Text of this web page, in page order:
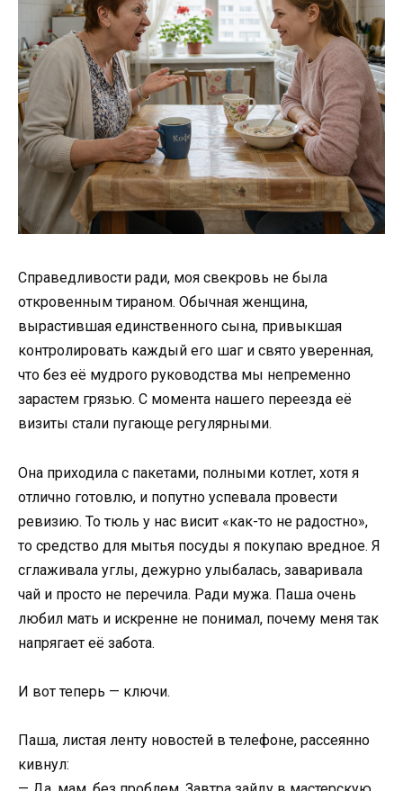
Справедливости ради, моя свекровь не была
откровенным тираном. Обычная женщина,
вырастившая единственного сына, привыкшая
контролировать каждый его шаг и свято уверенная,
что без её мудрого руководства мы непременно
зарастем грязью. С момента нашего переезда её
визиты стали пугающе регулярными.
Она приходила с пакетами, полными котлет, хотя я
отлично готовлю, и попутно успевала провести
ревизию. То тюль у нас висит «как-то не радостно»,
то средство для мытья посуды я покупаю вредное. Я
сглаживала углы, дежурно улыбалась, заваривала
чай и просто не перечила. Ради мужа. Паша очень
любил мать и искренне не понимал, почему меня так
напрягает её забота.
И вот теперь — ключи.
Паша, листая ленту новостей в телефоне, рассеянно
кивнул: